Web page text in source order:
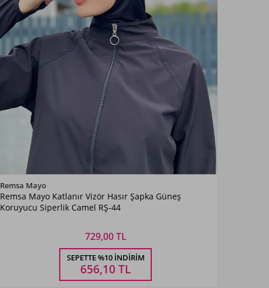
Kahverengi
Beden Seçiniz
STANDART
Remsa Mayo
Remsa Mayo Katlanır Vizör Hasır Şapka Güneş
Koruyucu Siperlik Camel RŞ-44
729,00 TL
SEPETTE %10 İNDIRIM
656,10 TL